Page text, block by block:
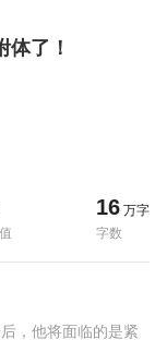
体了！
16 万字
字数
，他将面临的是紧